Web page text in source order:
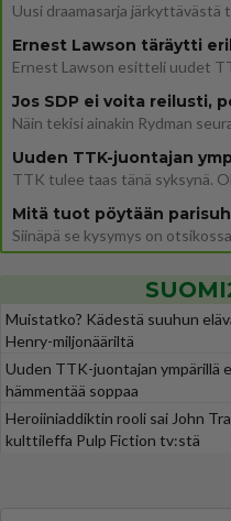
Mitä tuot pöytään
Muistatko? Kädestä suuhun
Henry-miljonääriltä
Uuden TTK-juontajan ympärillä
hämmentää soppaa
Heroiiniaddiktin rooli sai John
kulttileffa Pulp Fiction tv:stä